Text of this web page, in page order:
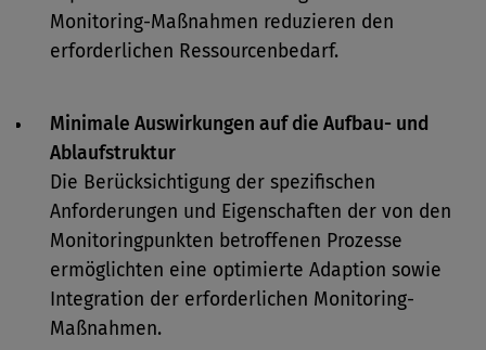
Monitoring-Maßnahmen reduzieren den
erforderlichen Ressourcenbedarf.
Minimale Auswirkungen auf die Aufbau- und
Ablaufstruktur
Die Berücksichtigung der spezifischen
Anforderungen und Eigenschaften der von den
Monitoringpunkten betroffenen Prozesse
ermöglichten eine optimierte Adaption sowie
Integration der erforderlichen Monitoring-
Maßnahmen.